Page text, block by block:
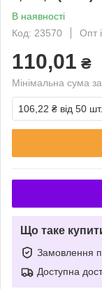
В наявності
Код: 23570
Опт
110,01 ₴
Мінімальна сума
106,22 ₴ від 50 шт.
Що таке
Замовлення
Доступна